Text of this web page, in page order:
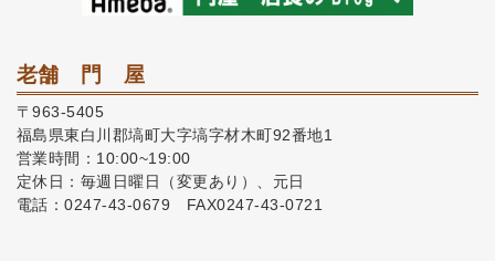
老舗 門 屋
〒963-5405
福島県東白川郡塙町大字塙字材木町92番地1
営業時間：10:00~19:00
定休日：毎週日曜日（変更あり）、元日
電話：0247-43-0679 FAX0247-43-0721